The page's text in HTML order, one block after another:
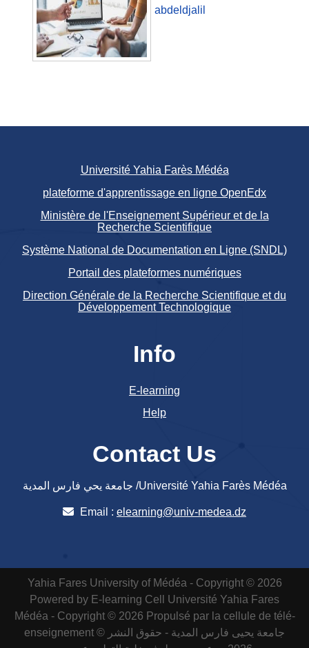
abdeldjalil
Université Yahia Farès Médéa
plateforme d'apprentissage en ligne OpenEdx
Ministère de l'Enseignement Supérieur et de la
Recherche Scientifique
Système National de Documentation en Ligne (SNDL)
Portail des plateformes numériques
Direction Générale de la Recherche Scientifique et du
Développement Technologique
Info
E-learning
Help
Contact Us
جامعة يحي فارس المدية /Université Yahia Farès Médéa
Email : elearning@univ-medea.dz
Yahia Fares University of Médéa - Copyright © 2026
Powered by E-learning Cell
Université Yahia Fares
Médéa - Copyright © 2026 Propulsé par la cellule de télé-
enseignement جامعة يحيى فارس المدية - حقوق النشر ©